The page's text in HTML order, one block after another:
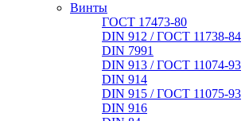
Винты
ГОСТ 17473-80
DIN 912 / ГОСТ 11738-84
DIN 7991
DIN 913 / ГОСТ 11074-93
DIN 914
DIN 915 / ГОСТ 11075-93
DIN 916